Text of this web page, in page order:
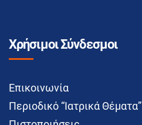
Χρήσιμοι Σύνδεσμοι
Επικοινωνία
Περιοδικό “Ιατρικά Θέματα”